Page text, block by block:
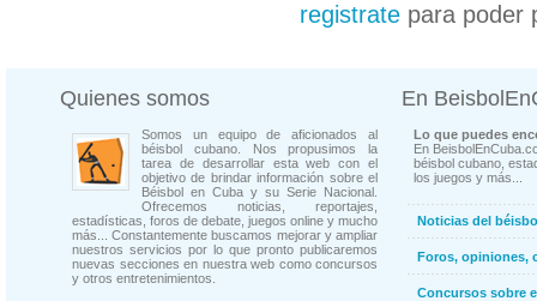
registrate para poder
Quienes somos
Somos un equipo de aficionados al
béisbol cubano. Nos propusimos la
tarea de desarrollar esta web con el
objetivo de brindar información sobre el
Béisbol en Cuba y su Serie Nacional.
Ofrecemos noticias, reportajes,
estadísticas, foros de debate, juegos online y mucho
más... Constantemente buscamos mejorar y ampliar
nuestros servicios por lo que pronto publicaremos
nuevas secciones en nuestra web como concursos
y otros entretenimientos.
En
Lo que puedes
En
béisbol cubano,
los juegos y más...
Noticias del
Foros, opiniones,
Concursos sobre